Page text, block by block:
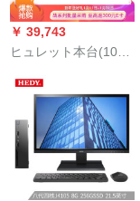
ーネーネーゲーム
3070 SF:i 3-9100/8
G/128 G+1 T HD 630
￥ 39,743
ヒュレット本台(10代i
GGGigapph)戦99 G
2ビズネル用ディッ
プ・スップ本台(10代i
5-05 16 G 2 G 2
Ggggg Lafe ty)前23.0
Gggg Lafe.Wiffice前